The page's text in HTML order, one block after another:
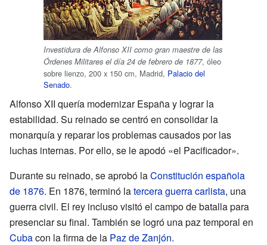
Investidura de Alfonso XII como gran maestre de las
Órdenes Militares el día 24 de febrero de 1877, óleo
sobre lienzo, 200 x 150 cm, Madrid, Palacio del
Senado.
Alfonso XII quería modernizar España y lograr la
estabilidad. Su reinado se centró en consolidar la
monarquía y reparar los problemas causados por las
luchas internas. Por ello, se le apodó «el Pacificador».
Durante su reinado, se aprobó laConstitución española
de 1876. En 1876, terminó latercera guerra carlista, una
guerra civil. El rey incluso visitó el campo de batalla para
presenciar su final. También se logró una paz temporal en
Cubacon la firma de la Paz de Zanjón.